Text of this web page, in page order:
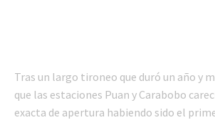
Tras un largo tironeo que duró un año y
que las estaciones Puan y Carabobo
exacta de apertura habiendo sido el